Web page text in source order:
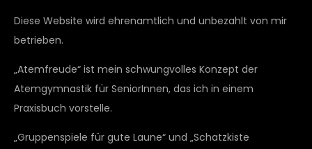
Diese Website wird ehrenamtlich und unbezahlt von mir
betrieben.
„Atemfreude“ ist mein schwungvolles Konzept der
Atemgymnastik für SeniorInnen, das ich in einem
Praxisbuch vorstelle.
„Gruppenspiele für gute Laune“ und „Schatzkiste